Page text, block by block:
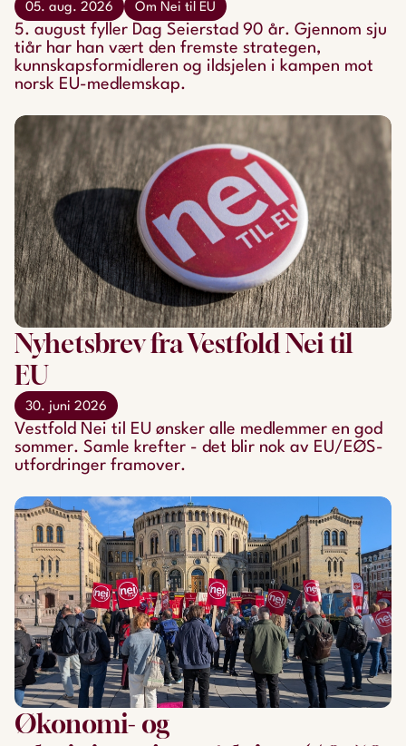
05. aug. 2026 Om Nei til EU
5. august fyller Dag Seierstad 90 år. Gjennom sju
tiår har han vært den fremste strategen,
kunnskapsformidleren og ildsjelen i kampen mot
norsk EU-medlemskap.
Nyhetsbrev fra Vestfold Nei til
EU
30. juni 2026
Vestfold Nei til EU ønsker alle medlemmer en god
sommer. Samle krefter - det blir nok av EU/EØS-
utfordringer framover.
Økonomi- og